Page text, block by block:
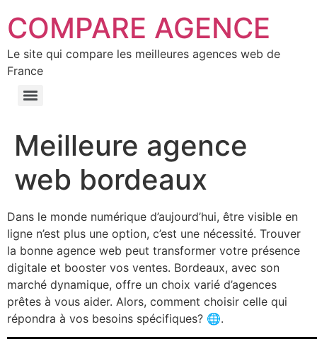
COMPARE AGENCE
Le site qui compare les meilleures agences web de
France
Meilleure agence
web bordeaux
Dans le monde numérique d’aujourd’hui, être visible en
ligne n’est plus une option, c’est une nécessité. Trouver
la bonne agence web peut transformer votre présence
digitale et booster vos ventes. Bordeaux, avec son
marché dynamique, offre un choix varié d’agences
prêtes à vous aider. Alors, comment choisir celle qui
répondra à vos besoins spécifiques? 🌐.